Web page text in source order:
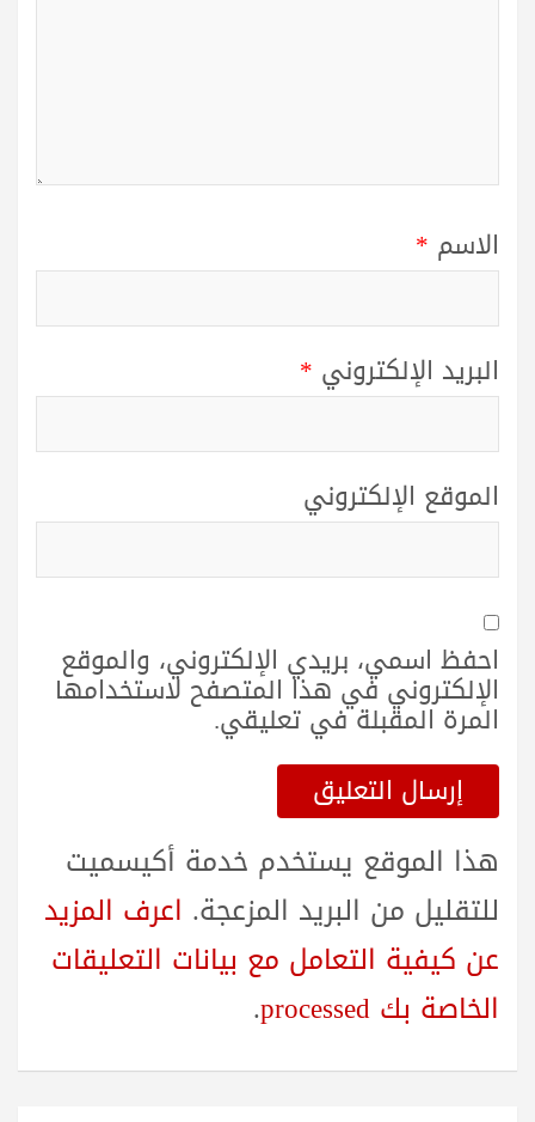
الاسم *
البريد الإلكتروني *
الموقع الإلكتروني
احفظ اسمي، بريدي الإلكتروني، والموقع
الإلكتروني في هذا المتصفح لاستخدامها
المرة المقبلة في تعليقي.
هذا الموقع يستخدم خدمة أكيسميت
للتقليل من البريد المزعجة. اعرف المزيد
عن كيفية التعامل مع بيانات التعليقات
الخاصة بك processed
.